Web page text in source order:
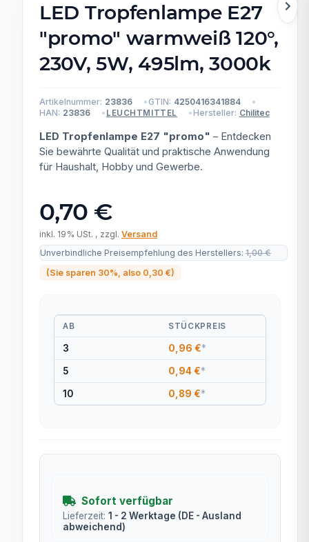
LED Tropfenlampe E27
"promo" warmweiß 120°,
230V, 5W, 495lm, 3000k
Artikelnummer: 23836 GTIN: 4250416341884
HAN: 23836 LEUCHTMITTEL Hersteller: Chilitec
LED Tropfenlampe E27 "promo" – Entdecken
Sie bewährte Qualität und praktische Anwendung
für Haushalt, Hobby und Gewerbe.
0,70 €
inkl. 19% USt. , zzgl. Versand
Unverbindliche Preisempfehlung des Herstellers: 1,00 €
(Sie sparen 30% , also 0,30 €)
AB STÜCKPREIS
3 0,96 €*
5 0,94 €*
10 0,89 €*
Sofort verfügbar
Lieferzeit: 1 - 2 Werktage (DE - Ausland
abweichend)